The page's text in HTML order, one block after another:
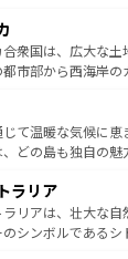
を参照してほしい。
のまま残る町や、
り、アルプス観光
る。国民の所得
費無料で観光を楽しむ
情報はコンテンツ
衆国は、広大な土
市部から西海岸
大都市は、観光、
詰まった刺激的
大自然が広がり、
オーリンズでは、
。旅行者はアメリ
、その多様性と
て温暖な気候に
どの島も独自の
逃せない。また、
かな自然を求める
エメラルドグリ
ラリア
リアは、壮大な自
シンボルである